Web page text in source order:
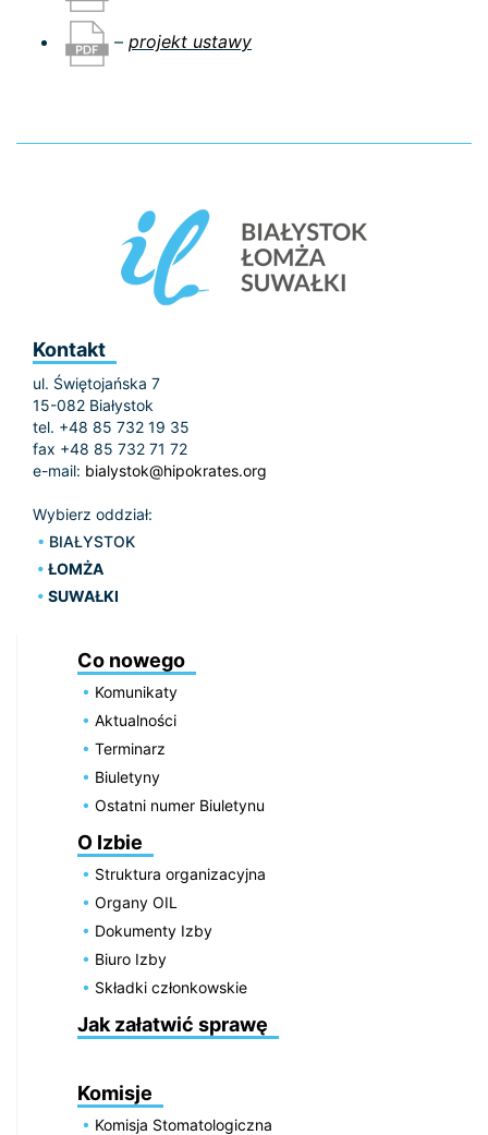
– projekt ustawy
Kontakt
ul. Świętojańska 7
15-082 Białystok
tel. +48 85 732 19 35
fax +48 85 732 71 72
e-mail: bialystok@hipokrates.org
Wybierz oddział:
BIAŁYSTOK
ŁOMŻA
SUWAŁKI
Co nowego
Komunikaty
Aktualności
Terminarz
Biuletyny
Ostatni numer Biuletynu
O Izbie
Struktura organizacyjna
Organy OIL
Dokumenty Izby
Biuro Izby
Składki członkowskie
Jak załatwić sprawę
Komisje
Komisja Stomatologiczna